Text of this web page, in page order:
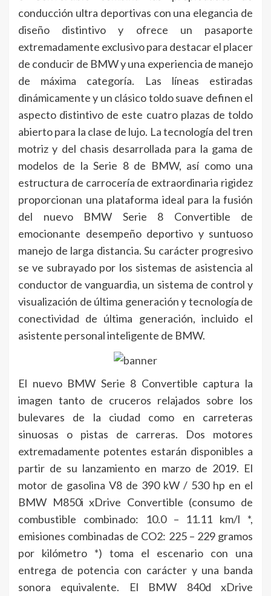
conducción ultra deportivas con una elegancia de
diseño distintivo y ofrece un pasaporte
extremadamente exclusivo para destacar el placer
de conducir de BMW y una experiencia de manejo
de máxima categoría. Las líneas estiradas
dinámicamente y un clásico toldo suave definen el
aspecto distintivo de este cuatro plazas de toldo
abierto para la clase de lujo. La tecnología del tren
motriz y del chasis desarrollada para la gama de
modelos de la Serie 8 de BMW, así como una
estructura de carrocería de extraordinaria rigidez
proporcionan una plataforma ideal para la fusión
del nuevo BMW Serie 8 Convertible de
emocionante desempeño deportivo y suntuoso
manejo de larga distancia. Su carácter progresivo
se ve subrayado por los sistemas de asistencia al
conductor de vanguardia, un sistema de control y
visualización de última generación y tecnología de
conectividad de última generación, incluido el
asistente personal inteligente de BMW.
El nuevo BMW Serie 8 Convertible captura la
imagen tanto de cruceros relajados sobre los
bulevares de la ciudad como en carreteras
sinuosas o pistas de carreras. Dos motores
extremadamente potentes estarán disponibles a
partir de su lanzamiento en marzo de 2019. El
motor de gasolina V8 de 390 kW / 530 hp en el
BMW M850i xDrive Convertible (consumo de
combustible combinado: 10.0 – 11.11 km/l *,
emisiones combinadas de CO2: 225 – 229 gramos
por kilómetro *) toma el escenario con una
entrega de potencia con carácter y una banda
sonora equivalente. El BMW 840d xDrive